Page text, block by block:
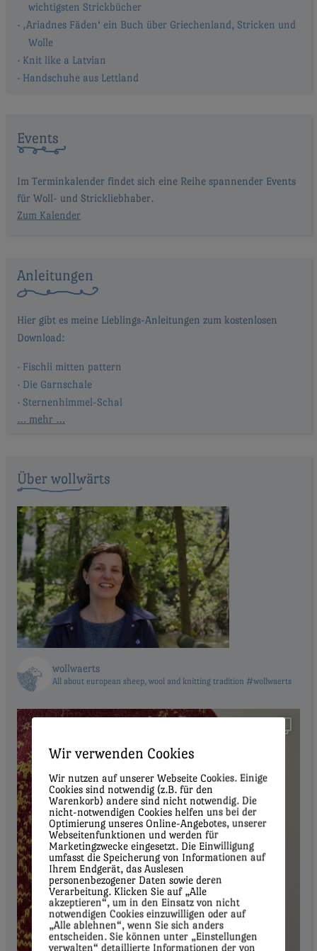
wichtigsten Strickbücher
‚Ariadnes Fäden‘ ein Buch über Griechenland, Stricken und
Wolle
Knit like a Latvian
Handschuhe aus Lettland
Events
Im Terminkalender findet sich eine Reihe spannender Events
für Woll- und Strickliebhaber.
Zum Kalender
Anleitungen
Fischli mitten pattern
Die Garnschale
Sternenhimmel-Schal
… mehr …
Über wollwärts
wollwaerts
All about european sheep, wool and knitting tradition #wollwaerts
Wir verwenden Cookies
Wir nutzen auf unserer Webseite Cookies. Einige
Cookies sind notwendig (z.B. für den
Warenkorb) andere sind nicht notwendig. Die
nicht-notwendigen Cookies helfen uns bei der
Optimierung unseres Online-Angebotes, unserer
Webseitenfunktionen und werden für
Marketingzwecke eingesetzt. Die Einwilligung
umfasst die Speicherung von Informationen auf
Ihrem Endgerät, das Auslesen
personenbezogener Daten sowie deren
Verarbeitung. Klicken Sie auf „Alle
akzeptieren“, um in den Einsatz von nicht
notwendigen Cookies einzuwilligen oder auf
„Alle ablehnen“, wenn Sie sich anders
entscheiden. Sie können unter „Einstellungen
verwalten“ detaillierte Informationen der von